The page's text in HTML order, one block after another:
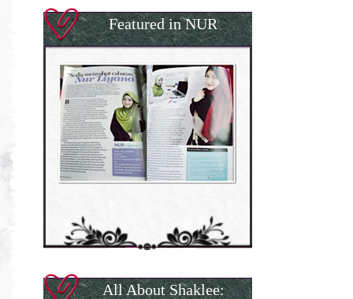
Featured in NUR
All About Shaklee: